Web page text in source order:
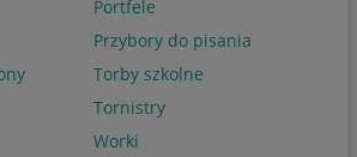
Portfele
Przybory do pisania
Torby szkolne
Tornistry
Worki